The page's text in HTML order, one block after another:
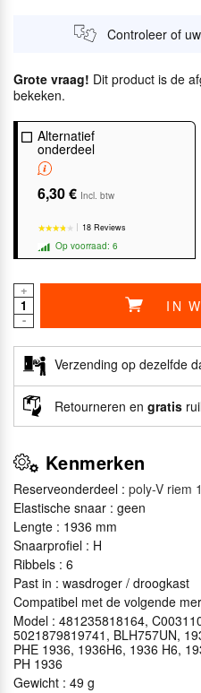
Controleer of
Grote vraag! Dit product is de
bekeken.
Alternatief
onderdeel
6,30 € Incl. btw
★★★★★
★★★★★
18 Reviews
Op voorraad: 6
+
-
IN
Verzending op dezelfde
Retourneren en gratis
Kenmerken
Reserveonderdeel : poly-V riem
Elastische snaar : geen
Lengte : 1936 mm
Snaarprofiel : H
Ribbels : 6
Past in : wasdroger / droogkast
Compatibel met de volgende
Model : 481235818164,
5021879819741, BLH757UN,
PHE 1936, 1936H6, 1936 H6,
PH 1936
Gewicht : 49 g